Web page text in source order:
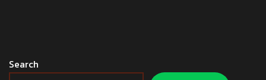
Search